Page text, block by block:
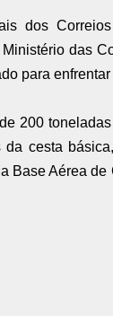
dos
das
para
200
cesta
Base Aérea